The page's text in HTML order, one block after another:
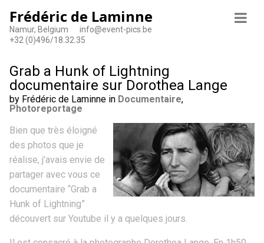
Frédéric de Laminne
Namur, Belgium
info@event-pics.be
+32 (0)496/18.32.35
Grab a Hunk of Lightning
documentaire sur Dorothea Lange
by Frédéric de Laminne in Documentaire,
Photoreportage
Bien que très éloigné
des photos que je
réalise, j’avais envie de
partager avec vous ce
documentaire “Grab a
Hunk of Lightning”
découvert sur Youtube il y a quelques jours.